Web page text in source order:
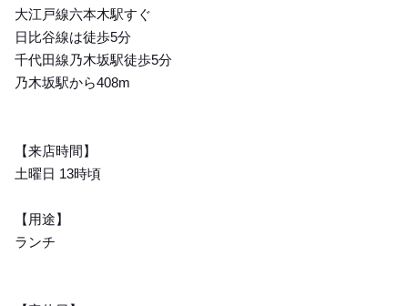
大江戸線六本木駅すぐ
日比谷線は徒歩5分
千代田線乃木坂駅徒歩5分
乃木坂駅から408m
【来店時間】
土曜日 13時頃
【用途】
ランチ